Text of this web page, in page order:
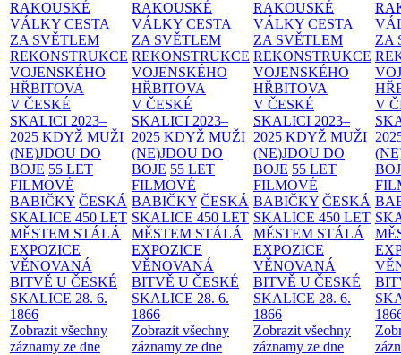
RAKOUSKÉ
VÁLKY CESTA
ZA SVĚTLEM
REKONSTRUKCE
VOJENSKÉHO
HŘBITOVA
V ČESKÉ
SKALICI 2023–
2025 KDYŽ MUŽI
(NE)JDOU DO
BOJE 55 LET
FILMOVÉ
BABIČKY ČESKÁ
SKALICE 450 LET
MĚSTEM STÁLÁ
EXPOZICE
VĚNOVANÁ
BITVĚ U ČESKÉ
SKALICE 28. 6.
1866
Zobrazit všechny
záznamy ze dne
RAKOUSKÉ
VÁLKY CESTA
ZA SVĚTLEM
REKONSTRUKCE
VOJENSKÉHO
HŘBITOVA
V ČESKÉ
SKALICI 2023–
2025 KDYŽ MUŽI
(NE)JDOU DO
BOJE 55 LET
FILMOVÉ
BABIČKY ČESKÁ
SKALICE 450 LET
MĚSTEM STÁLÁ
EXPOZICE
VĚNOVANÁ
BITVĚ U ČESKÉ
SKALICE 28. 6.
1866
Zobrazit všechny
záznamy ze dne
RAKOUSKÉ
VÁLKY CESTA
ZA SVĚTLEM
REKONSTRUKCE
VOJENSKÉHO
HŘBITOVA
V ČESKÉ
SKALICI 2023–
2025 KDYŽ MUŽI
(NE)JDOU DO
BOJE 55 LET
FILMOVÉ
BABIČKY ČESKÁ
SKALICE 450 LET
MĚSTEM STÁLÁ
EXPOZICE
VĚNOVANÁ
BITVĚ U ČESKÉ
SKALICE 28. 6.
1866
Zobrazit všechny
záznamy ze dne
ZA
V